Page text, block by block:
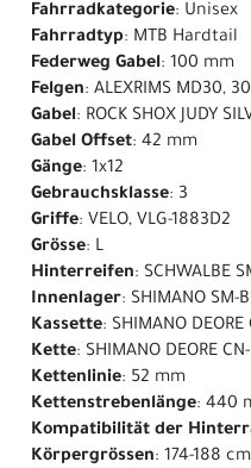
Fahrradkategorie: Unisex
Fahrradtyp: MTB Hardtail
Federweg Gabel: 100 mm
Felgen: ALEXRIMS MD30,
Gabel: ROCK SHOX JUDY
Gabel Offset: 42 mm
Gänge: 1x12
Gebrauchsklasse: 3
Griffe: VELO, VLG-1883D2
Grösse: L
Hinterreifen: SCHWALBE
Innenlager: SHIMANO SM-
Kassette: SHIMANO DEORE
Kette: SHIMANO DEORE
Kettenlinie: 52 mm
Kettenstrebenlänge: 440
Kompatibilität der
Körpergrössen: 174-188 cm